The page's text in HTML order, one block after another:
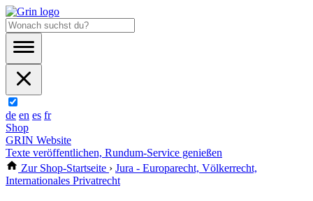
de en es fr
Shop
GRIN Website
Texte veröffentlichen, Rundum-Service genießen
Zur Shop-Startseite › Jura - Europarecht, Völkerrecht,
Internationales Privatrecht